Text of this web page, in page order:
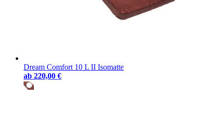
Dream Comfort 10 L II Isomatte
ab 220,00 €